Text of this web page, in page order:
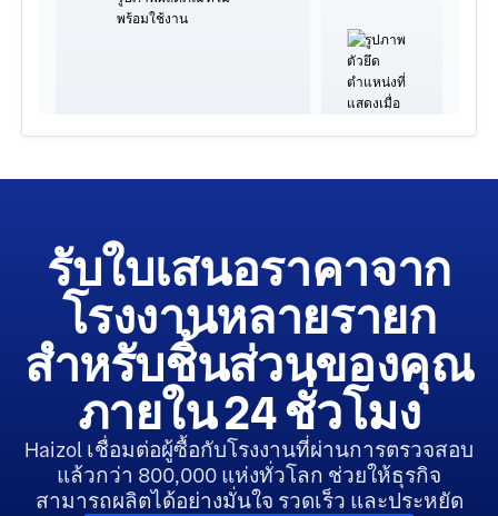
รับใบเสนอราคาจาก
โรงงานหลายรายก
สำหรับชิ้นส่วนของคุณ
ภายใน 24 ชั่วโมง
Haizol เชื่อมต่อผู้ซื้อกับโรงงานที่ผ่านการตรวจสอบ
แล้วกว่า 800,000 แห่งทั่วโลก ช่วยให้ธุรกิจ
สามารถผลิตได้อย่างมั่นใจ รวดเร็ว และประหยัด